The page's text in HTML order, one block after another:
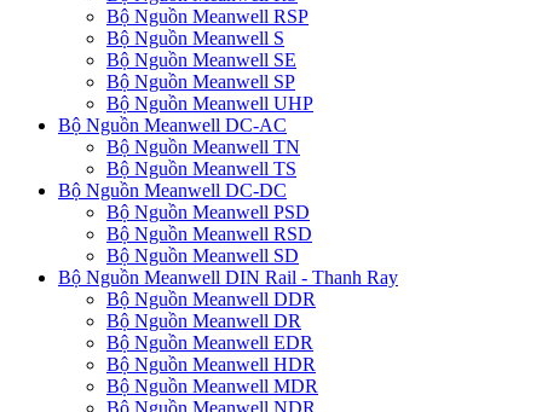
Bộ Nguồn Meanwell RSP
Bộ Nguồn Meanwell S
Bộ Nguồn Meanwell SE
Bộ Nguồn Meanwell SP
Bộ Nguồn Meanwell UHP
Bộ Nguồn Meanwell DC-AC
Bộ Nguồn Meanwell TN
Bộ Nguồn Meanwell TS
Bộ Nguồn Meanwell DC-DC
Bộ Nguồn Meanwell PSD
Bộ Nguồn Meanwell RSD
Bộ Nguồn Meanwell SD
Bộ Nguồn Meanwell DIN Rail - Thanh Ray
Bộ Nguồn Meanwell DDR
Bộ Nguồn Meanwell DR
Bộ Nguồn Meanwell EDR
Bộ Nguồn Meanwell HDR
Bộ Nguồn Meanwell MDR
Bộ Nguồn Meanwell NDR